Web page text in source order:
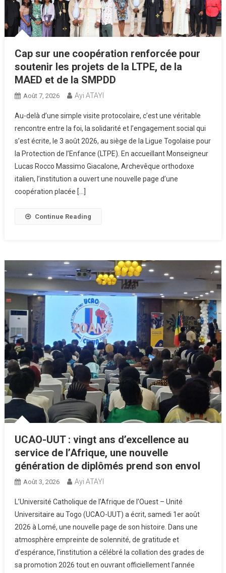
Cap sur une coopération renforcée pour
soutenir les projets de la LTPE, de la
MAED et de la SMPDD
Août 7, 2026 Ayi ATAYI
Au-delà d’une simple visite protocolaire, c’est une véritable
rencontre entre la foi, la solidarité et l’engagement social qui
s’est écrite, le 3 août 2026, au siège de la Ligue Togolaise pour
la Protection de l’Enfance (LTPE). En accueillant Monseigneur
Lucas Rocco Massimo Giacalone, Archevêque orthodoxe
italien, l’institution a ouvert une nouvelle page d’une
coopération placée […]
Continue Reading
UCAO-UUT : vingt ans d’excellence au
service de l’Afrique, une nouvelle
génération de diplômés prend son envol
Août 3, 2026 Ayi ATAYI
L’Université Catholique de l’Afrique de l’Ouest – Unité
Universitaire au Togo (UCAO-UUT) a écrit, samedi 1er août
2026 à Lomé, une nouvelle page de son histoire. Dans une
atmosphère empreinte de solennité, de gratitude et
d’espérance, l’institution a célébré la collation des grades de
sa promotion 2026 tout en ouvrant officiellement l’année